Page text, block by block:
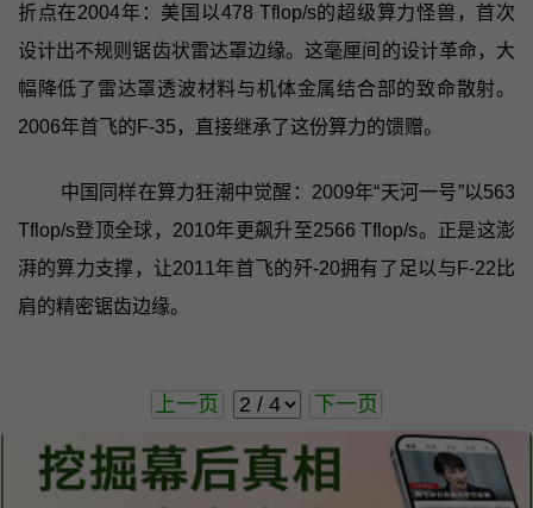
折点在2004年：美国以478 Tflop/s的超级算力怪兽，首次
设计出不规则锯齿状雷达罩边缘。这毫厘间的设计革命，大
幅降低了雷达罩透波材料与机体金属结合部的致命散射。
2006年首飞的F-35，直接继承了这份算力的馈赠。
中国同样在算力狂潮中觉醒：2009年“天河一号”以563
Tflop/s登顶全球，2010年更飙升至2566 Tflop/s。正是这澎
湃的算力支撑，让2011年首飞的歼-20拥有了足以与F-22比
肩的精密锯齿边缘。
上一页 下一页